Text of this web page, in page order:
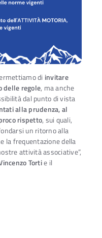
di invitare
delle regole, ma anche
dal punto di vista
alla prudenza, al
rispetto, sui quali,
un ritorno alla
la frequentazione della
attività associative”,
Tortie il